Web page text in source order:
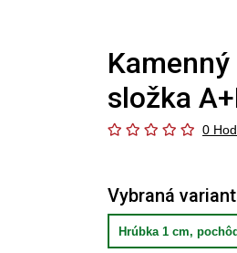
složka
0
Vybraná
Hrúbka 1 cm,